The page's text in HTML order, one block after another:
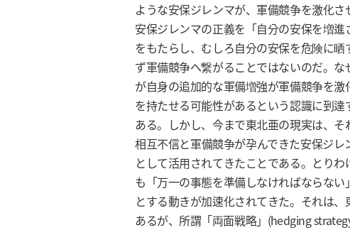
ような安保ジレンマが、軍備競争を激化さ
安保ジレンマの正義を「自分の安保を増
をもたらし、むしろ自分の安保を危険に
ず軍備競争へ繋がることではないのだ。
が自身の追加的な軍備増強が軍備競争を
を持たせる可能性があるという認識に到
ある。しかし、今まで東北亜の現実は、そ
相互不信と軍備競争が孕んできた安保ジ
として活用されてきたことである。とり
も「万一の事態を準備しなければならな
とする動きが加速化されてきた。それは
あるが、所謂「両面戦略」(hedging